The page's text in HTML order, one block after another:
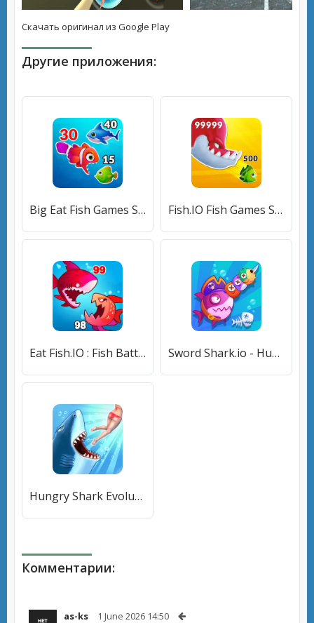
Скачать оригинал из Google Play
Другие приложения:
Big Eat Fish Games Shark Games [МОД Unlocked] APK Android Fish.IO Fish Games Shark Games (Фиш Ай О Фиш Геймс Шарк Геймс) [МОД Меню] APK Android
Eat Fish.IO : Fish Battle [МОД Много денег] APK Android Sword Shark.io - Hungry Shark [МОД Mega Pack] APK Android
Hungry Shark Evolution (Хангри Шарк Эволюшн) [МОД Unlocked] APK Android
Комментарии:
as-ks 1 June 2026 14:50